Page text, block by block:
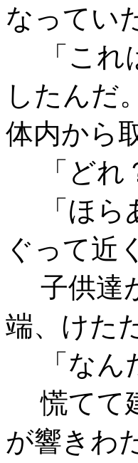
なってい
「これ
したんだ
体内から
「どれ
「ほら
ぐって近
子供達
端、けた
「なん
慌てて
が響きわ